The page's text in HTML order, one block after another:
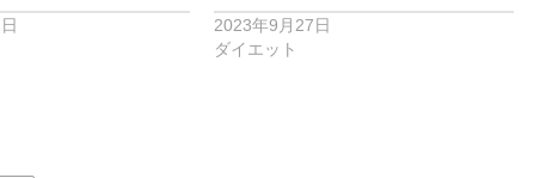
2023年9月27日
ダイエット